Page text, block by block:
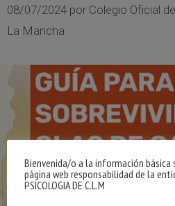
08/07/2024 por Colegio Oficial
La Mancha
Bienvenida/o a la información básica
página web responsabilidad de la
PSICOLOGIA DE C.L.M